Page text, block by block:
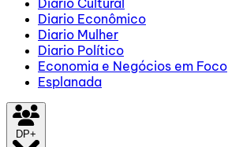
Diario Econômico
Diario Mulher
Diario Político
Economia e Negócios em Foco
Esplanada
DP+